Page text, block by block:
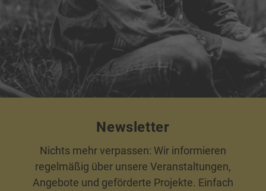
Newsletter
Nichts mehr verpassen: Wir informieren
regelmäßig über unsere Veranstaltungen,
Angebote und geförderte Projekte. Einfach